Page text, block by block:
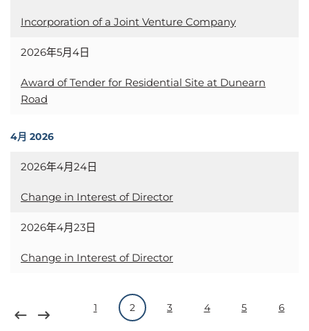
Incorporation of a Joint Venture Company
2026年5月4日
Award of Tender for Residential Site at Dunearn
Road
4月 2026
2026年4月24日
Change in Interest of Director
2026年4月23日
Change in Interest of Director
1 2 3 4 5 6